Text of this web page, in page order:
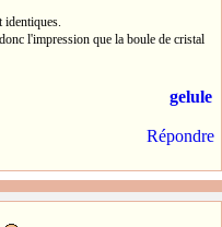
identiques.
l'impression que la boule de cristal
gelule
Répondre